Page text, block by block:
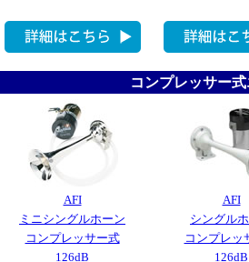
コンプレッサー
AFI
ミニシングルホーン
コンプレッサー式
126dB
AFI
シングル
コンプレッ
126dB